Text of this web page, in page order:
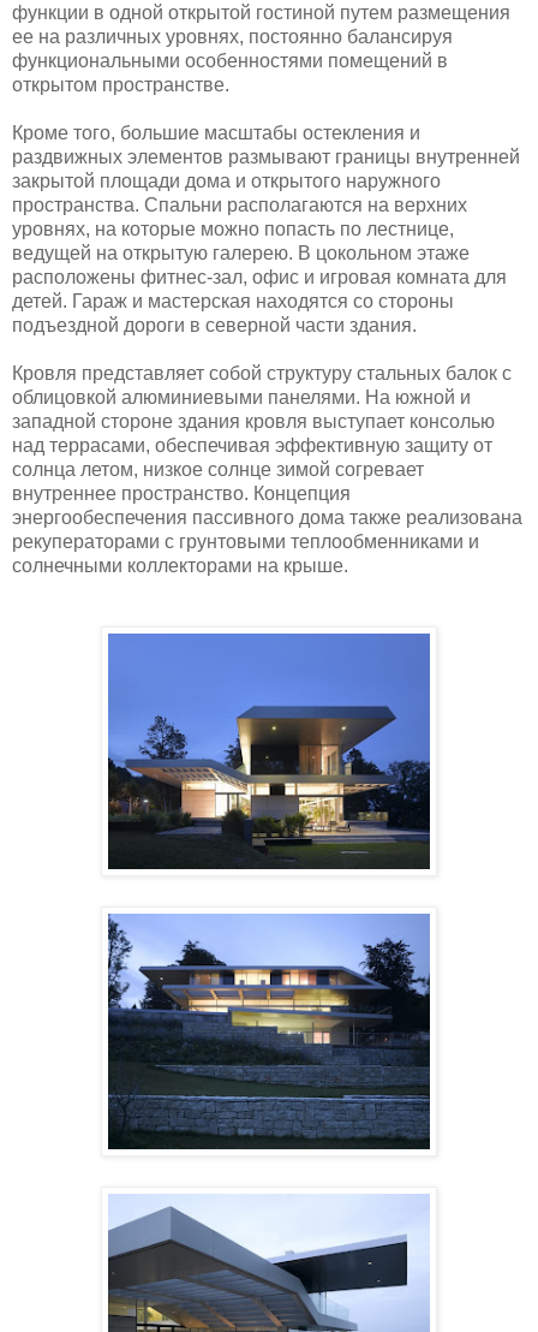
функции в одной открытой гостиной путем размещения
ее на различных уровнях, постоянно балансируя
функциональными особенностями помещений в
открытом пространстве.
Кроме того, большие масштабы остекления и
раздвижных элементов размывают границы внутренней
закрытой площади дома и открытого наружного
пространства. Спальни располагаются на верхних
уровнях, на которые можно попасть по лестнице,
ведущей на открытую галерею. В цокольном этаже
расположены фитнес-зал, офис и игровая комната для
детей. Гараж и мастерская находятся со стороны
подъездной дороги в северной части здания.
Кровля представляет собой структуру стальных балок с
облицовкой алюминиевыми панелями. На южной и
западной стороне здания кровля выступает консолью
над террасами, обеспечивая эффективную защиту от
солнца летом, низкое солнце зимой согревает
внутреннее пространство. Концепция
энергообеспечения пассивного дома также реализована
рекуператорами с грунтовыми теплообменниками и
солнечными коллекторами на крыше.